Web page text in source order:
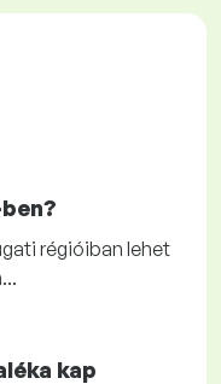
régióiban lehet
kap